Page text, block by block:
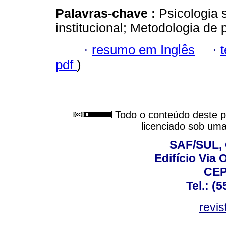
Palavras-chave : Psicologia
institucional; Metodologia de
· resumo em Inglês ·
pdf )
Todo o conteúdo deste
licenciado sob
SAF/
Edifício Via
Tel.: